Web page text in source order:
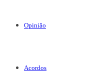
Opinião
Acordos